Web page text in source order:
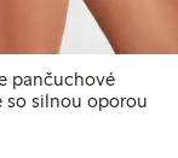
pančuchové
so silnou oporou
€